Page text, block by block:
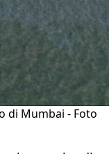
di Mumbai - Foto